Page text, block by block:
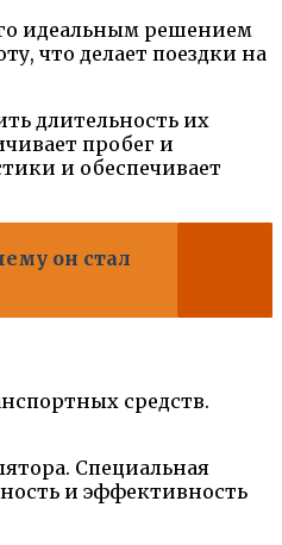
идеальным решением
что делает поездки на
длительность их
пробег и
и обеспечивает
он стал
средств.
Специальная
и эффективность